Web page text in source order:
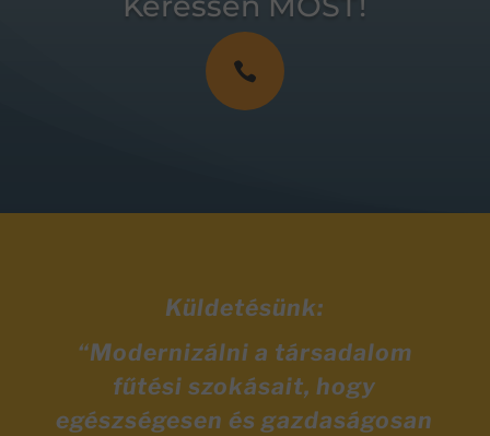

Küldetésünk:
“Modernizálni a társadalom
fűtési szokásait, hogy
egészségesen és gazdaságosan